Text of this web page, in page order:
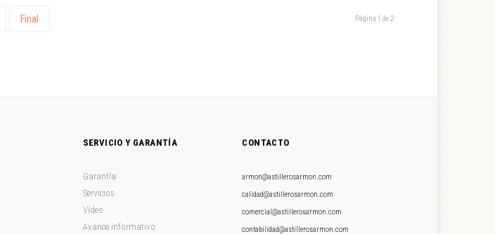
Final Página 1 de 2
SERVICIO Y GARANTÍA
Garantía
Servicios
Vídeo
Avance informativo
CONTACTO
armon@astillerosarmon.com
calidad@astillerosarmon.com
comercial@astillerosarmon.com
contabilidad@astillerosarmon.com